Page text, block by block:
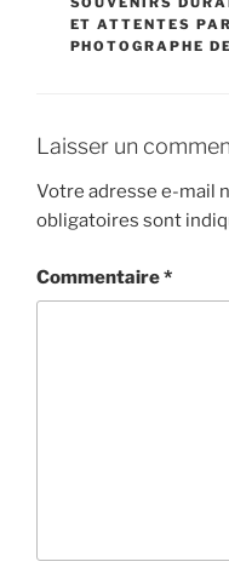
ET ATTENTES
PHOTOGRAPHE
Laisser un
Votre adresse e-mail
obligatoires sont
Commentaire*